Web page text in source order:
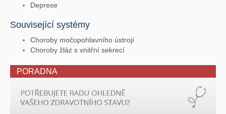
Deprese
Související systémy
Choroby močopohlavního ústrojí
Choroby žláz s vnitřní sekrecí
PORADNA